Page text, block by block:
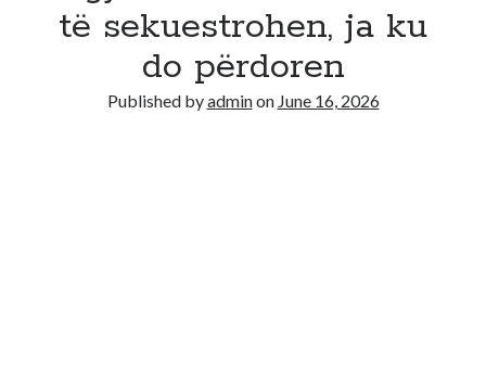
Recent Comments
No comments to show.
të sekuestrohen, ja ku
do përdoren
Published byadminon June 16, 2026